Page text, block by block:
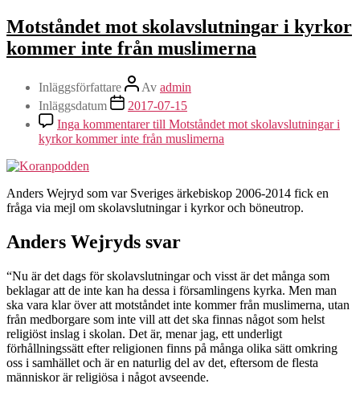
Motståndet mot skolavslutningar i kyrkor
kommer inte från muslimerna
Inläggsförfattare Av admin
Inläggsdatum
2017-07-15
Inga kommentarertill Motståndet mot skolavslutningar i
kyrkor kommer inte från muslimerna
Anders Wejryd som var Sveriges ärkebiskop 2006-2014 fick en
fråga via mejl om skolavslutningar i kyrkor och böneutrop.
Anders Wejryds svar
“Nu är det dags för skolavslutningar och visst är det många som
beklagar att de inte kan ha dessa i församlingens kyrka. Men man
ska vara klar över att motståndet inte kommer från muslimerna, utan
från medborgare som inte vill att det ska finnas något som helst
religiöst inslag i skolan. Det är, menar jag, ett underligt
förhållningssätt efter religionen finns på många olika sätt omkring
oss i samhället och är en naturlig del av det, eftersom de flesta
människor är religiösa i något avseende.